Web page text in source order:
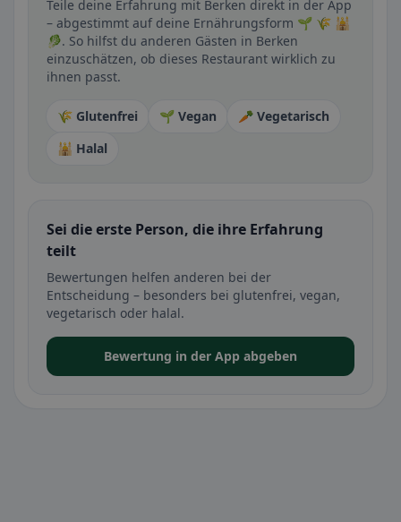
Teile deine Erfahrung mit Berken direkt in der App
– abgestimmt auf deine Ernährungsform 🌱 🌾 🕌
🥬. So hilfst du anderen Gästen in Berken
einzuschätzen, ob dieses Restaurant wirklich zu
ihnen passt.
🌾 Glutenfrei 🌱 Vegan
🥕 Vegetarisch
🕌 Halal
Sei die erste Person, die ihre Erfahrung
teilt
Bewertungen helfen anderen bei der
Entscheidung – besonders bei glutenfrei, vegan,
vegetarisch oder halal.
Bewertung in der App abgeben